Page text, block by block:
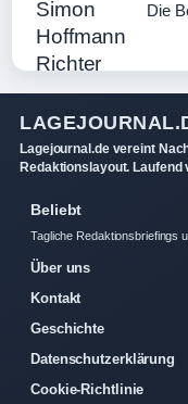
Die
Lagejournal.de vereint
Redaktionslayout.
Beliebt
Tagliche Redaktionsbriefings
Über uns
Kontakt
Geschichte
Datenschutzerklärung
Cookie-Richtlinie